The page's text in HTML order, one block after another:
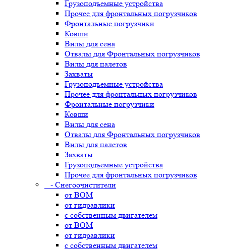
Грузоподъемные устройства
Прочее для фронтальных погрузчиков
Фронтальные погрузчики
Ковши
Вилы для сена
Отвалы для Фронтальных погрузчиков
Вилы для палетов
Захваты
Грузоподъемные устройства
Прочее для фронтальных погрузчиков
Фронтальные погрузчики
Ковши
Вилы для сена
Отвалы для Фронтальных погрузчиков
Вилы для палетов
Захваты
Грузоподъемные устройства
Прочее для фронтальных погрузчиков
- Снегоочистители
от ВОМ
от гидравлики
с собственным двигателем
от ВОМ
от гидравлики
с собственным двигателем